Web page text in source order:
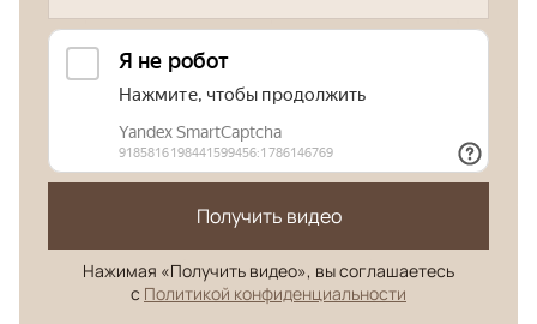
Получить видео
Нажимая «Получить видео», вы соглашаетесь
с Политикой конфиденциальности